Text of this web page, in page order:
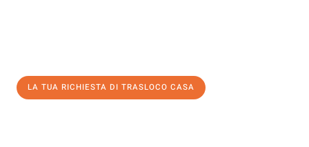
LA TUA RICHIESTA DI TRASLOCO CASA